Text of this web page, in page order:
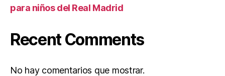
para niños del Real Madrid
Recent Comments
No hay comentarios que mostrar.